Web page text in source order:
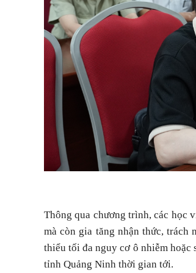
Thông qua chương trình, các học
mà còn gia tăng nhận thức,
thiểu tối đa nguy cơ ô nhiễm hoặc
tỉnh Quảng Ninh thời gian tới.